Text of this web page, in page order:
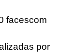
facescom
por